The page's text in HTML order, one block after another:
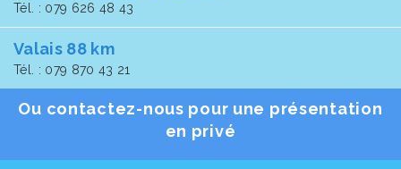
Tél. : 079 626 48 43
Valais 88 km
Tél. : 079 870 43 21
Ou contactez-nous pour une présentation
en privé